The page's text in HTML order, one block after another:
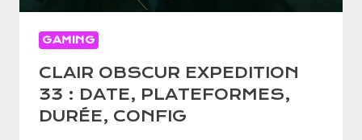
GAMING
CLAIR OBSCUR EXPEDITION
33 : DATE, PLATEFORMES,
DURÉE, CONFIG